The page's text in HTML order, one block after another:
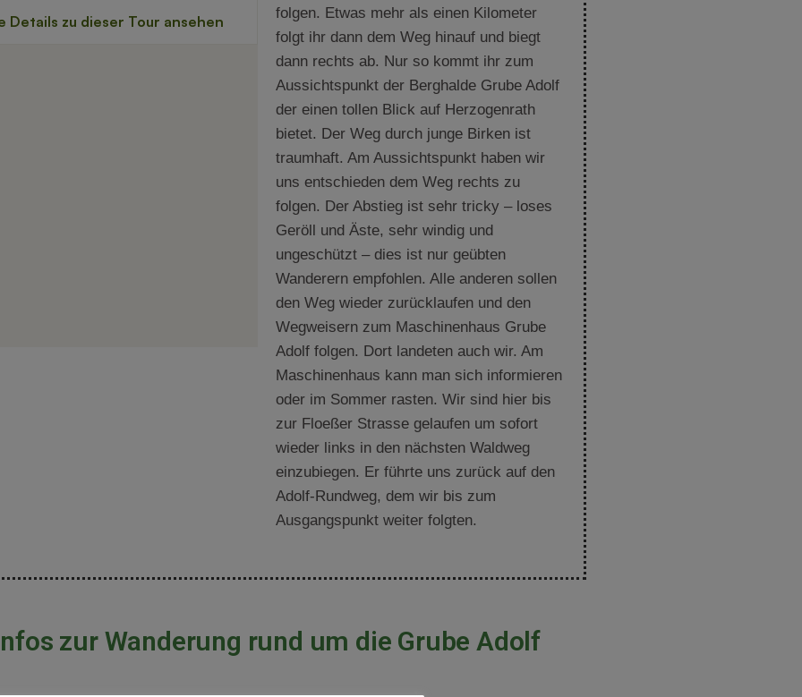
folgen. Etwas mehr als einen Kilometer
folgt ihr dann dem Weg hinauf und biegt
dann rechts ab. Nur so kommt ihr zum
Aussichtspunkt der Berghalde Grube Adolf
der einen tollen Blick auf Herzogenrath
bietet. Der Weg durch junge Birken ist
traumhaft. Am Aussichtspunkt haben wir
uns entschieden dem Weg rechts zu
folgen. Der Abstieg ist sehr tricky – loses
Geröll und Äste, sehr windig und
ungeschützt – dies ist nur geübten
Wanderern empfohlen. Alle anderen sollen
den Weg wieder zurücklaufen und den
Wegweisern zum Maschinenhaus Grube
Adolf folgen. Dort landeten auch wir. Am
Maschinenhaus kann man sich informieren
oder im Sommer rasten. Wir sind hier bis
zur Floeßer Strasse gelaufen um sofort
wieder links in den nächsten Waldweg
einzubiegen. Er führte uns zurück auf den
Adolf-Rundweg, dem wir bis zum
Ausgangspunkt weiter folgten.
zur Wanderung rund um die Grube Adolf